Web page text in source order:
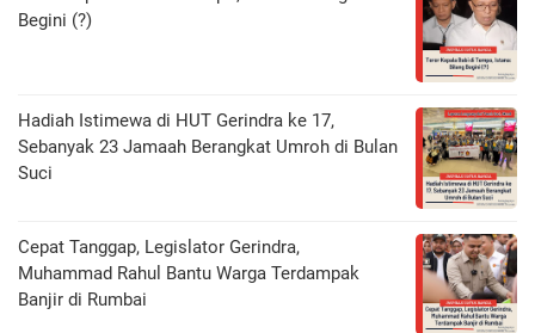
Begini (?)
Hadiah Istimewa di HUT Gerindra ke 17,
Sebanyak 23 Jamaah Berangkat Umroh di Bulan
Suci
Cepat Tanggap, Legislator Gerindra,
Muhammad Rahul Bantu Warga Terdampak
Banjir di Rumbai